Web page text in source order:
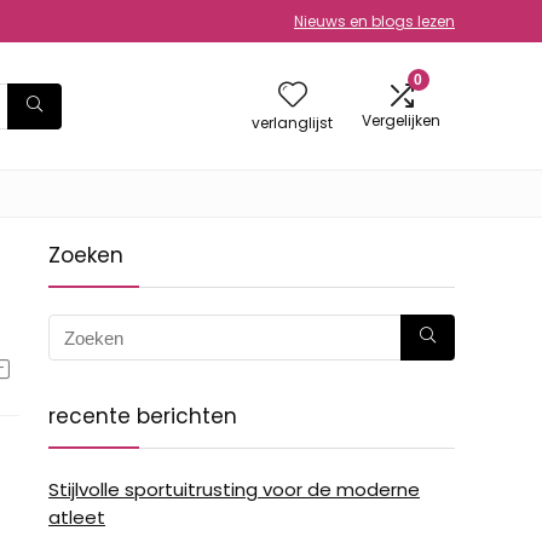
Nieuws en blogs lezen
verlanglijst
0
Vergelijken
Zoeken
recente berichten
Stijlvolle sportuitrusting voor de moderne
atleet